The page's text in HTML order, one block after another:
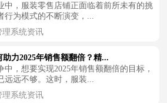
中，服装零售店铺正面临着前所未有的挑
为模式的不断演变，...
理系统资讯
力2025年销售额翻倍？精...
，想要实现2025年销售额翻倍的目标，
远不够。这时，服装...
理系统资讯